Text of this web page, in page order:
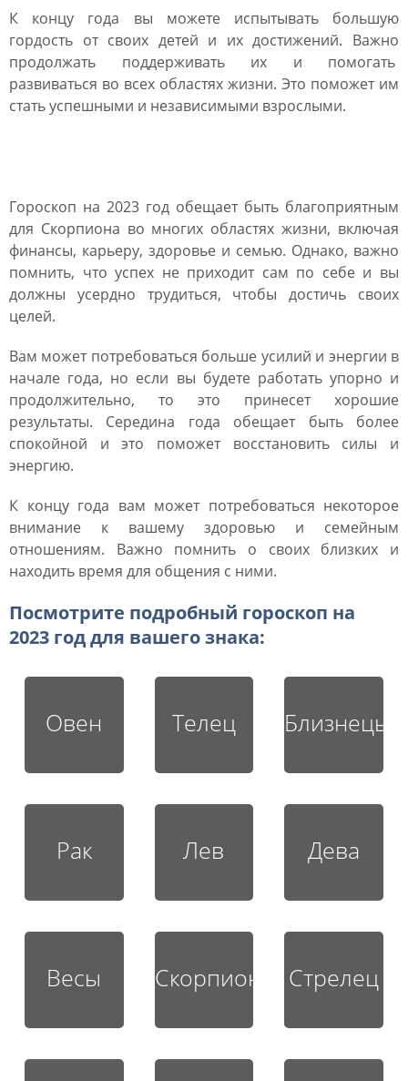
К концу года вы можете испытывать большую
гордость от своих детей и их достижений. Важно
продолжать поддерживать их и помогать
развиваться во всех областях жизни. Это поможет им
стать успешными и независимыми взрослыми.
Гороскоп на 2023 год обещает быть благоприятным
для Скорпиона во многих областях жизни, включая
финансы, карьеру, здоровье и семью. Однако, важно
помнить, что успех не приходит сам по себе и вы
должны усердно трудиться, чтобы достичь своих
целей.
Вам может потребоваться больше усилий и энергии в
начале года, но если вы будете работать упорно и
продолжительно, то это принесет хорошие
результаты. Середина года обещает быть более
спокойной и это поможет восстановить силы и
энергию.
К концу года вам может потребоваться некоторое
внимание к вашему здоровью и семейным
отношениям. Важно помнить о своих близких и
находить время для общения с ними.
Посмотрите подробный гороскоп на
2023 год для вашего знака:
Овен Телец Близнецы
Рак Лев Дева
Весы Скорпион Стрелец